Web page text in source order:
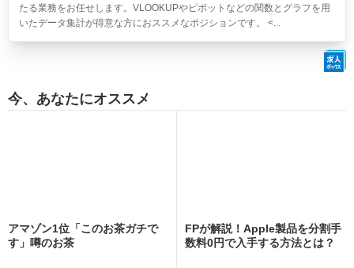
たる業務をお任せします。VLOOKUPやピボットなどの関数とグラフを用
いたデータ集計が得意な方におススメなポジションです。 <...
今、あなたにオススメ
アマゾン1位「このお茶ガチで
す」噂のお茶
FPが解説！Apple製品を分割手
数料0円で入手する方法とは？